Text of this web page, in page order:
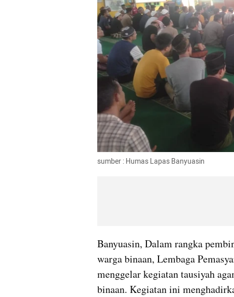
sumber : Humas Lapas Banyuasin
Banyuasin, Dalam rangka
warga binaan, Lembaga
menggelar kegiatan tausiyah
binaan. Kegiatan ini